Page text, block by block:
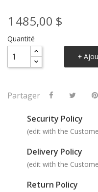
1 485,00 $
Quantité
Partager
Security Policy
(edit with the
Delivery Policy
(edit with the
Return Policy